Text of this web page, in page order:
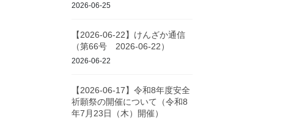
2026-06-25
【2026-06-22】けんざか通信
（第66号 2026-06-22）
2026-06-22
【2026-06-17】令和8年度安全
祈願祭の開催について（令和8
年7月23日（木）開催）